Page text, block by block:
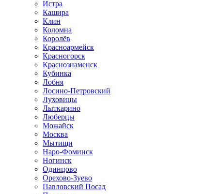
Истра
Кашира
Клин
Коломна
Королёв
Красноармейск
Красногорск
Краснознаменск
Кубинка
Лобня
Лосино-Петровский
Луховицы
Лыткарино
Люберцы
Можайск
Москва
Мытищи
Наро-Фоминск
Ногинск
Одинцово
Орехово-Зуево
Павловский Посад